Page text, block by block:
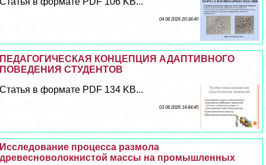
04 08 2026 20:38:40
ПЕДАГОГИЧЕСКАЯ КОНЦЕПЦИЯ АДАПТИВНОГО
ПОВЕДЕНИЯ СТУДЕНТОВ
Статья в формате PDF 134 KB...
03 08 2026 14:44:45
Исследование процесса размола
древесноволокнистой массы на промышленных